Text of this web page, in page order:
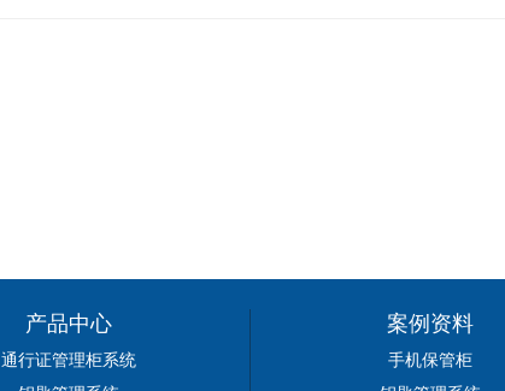
产品中心
通行证管理柜系统
案例资料
手机保管柜